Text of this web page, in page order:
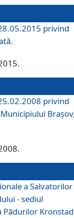
privind
privind
a Salvatorilor
- sediul
Pădurilor